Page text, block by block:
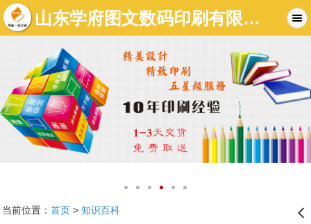
山东学府图文数码印刷有限公司-济南图文店|济南标书制作|济南数码快印-济南学府图文快印有限公司
当前位置： 首页> 知识百科 󰊒